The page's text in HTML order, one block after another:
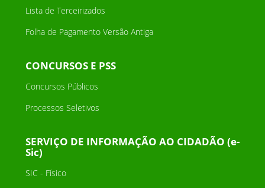
Lista de Terceirizados
Folha de Pagamento Versão Antiga
CONCURSOS E PSS
Concursos Públicos
Processos Seletivos
SERVIÇO DE INFORMAÇÃO AO CIDADÃO (e-
Sic)
SIC - Físico